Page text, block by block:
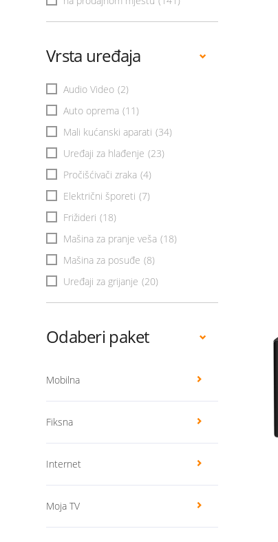
Vrsta uređaja
Audio Video (2)
Auto oprema (11)
Mali kućanski aparati (34)
Uređaji za hlađenje (23)
Pročišćivači zraka (4)
Električni šporeti (7)
Frižideri (18)
Mašina za pranje veša (18)
Mašina za posuđe (8)
Uređaji za grijanje (20)
Odaberi paket
Mobilna
Fiksna
Internet
Moja TV